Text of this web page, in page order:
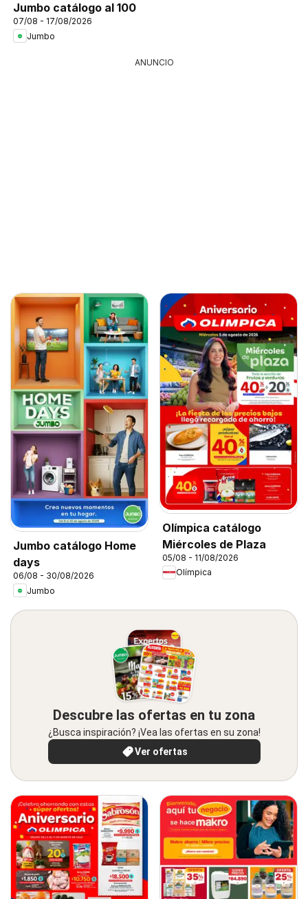
Jumbo catálogo al 100
07/08 - 17/08/2026
Jumbo
ANUNCIO
Jumbo catálogo Home
days
06/08 - 30/08/2026
Jumbo
Olímpica catálogo
Miércoles de Plaza
05/08 - 11/08/2026
Olímpica
Descubre las ofertas en tu zona
¿Busca inspiración? ¡Vea las ofertas en su zona!
Ver ofertas